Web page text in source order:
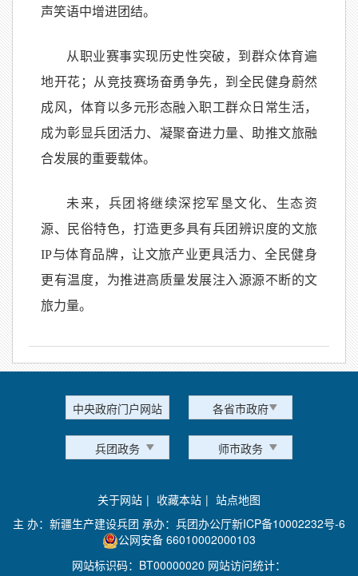
声笑语中增进团结。
从职业赛事实现历史性突破，到群众体育遍
地开花；从竞技赛场奋勇争先，到全民健身蔚然
成风，体育以多元形态融入职工群众日常生活，
成为彰显兵团活力、凝聚奋进力量、助推文旅融
合发展的重要载体。
未来，兵团将继续深挖军垦文化、生态资
源、民俗特色，打造更多具有兵团辨识度的文旅
IP与体育品牌，让文旅产业更具活力、全民健身
更有温度，为推进高质量发展注入源源不断的文
旅力量。
中央政府门户网站 各省市政府
兵团政务 师市政务
关于网站 | 收藏本站 | 站点地图
主 办：新疆生产建设兵团 承办：兵团办公厅新ICP备10002232号-6
公网安备 66010002000103
网站标识码：BT00000020 网站访问统计：